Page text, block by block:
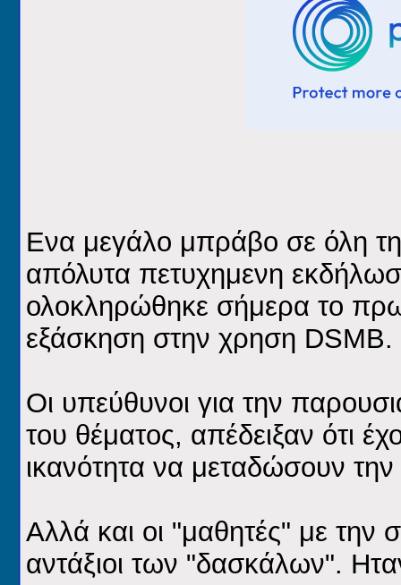
Ενα μεγάλο μπράβο σε όλη
απόλυτα πετυχημενη
ολοκληρώθηκε σήμερα το
εξάσκηση στην χρηση DSMB.
Οι υπεύθυνοι για την
του θέματος, απέδειξαν ότι
ικανότητα να μεταδώσουν
Αλλά και οι "μαθητές" με την
αντάξιοι των "δασκάλων".